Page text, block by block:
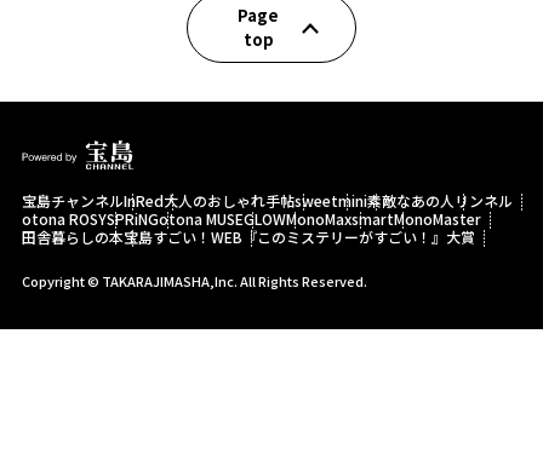
Page
top
宝島チャンネルInRed大人のおしゃれ手帖sweetmini素敵なあの人 リンネル
otona ROSYSPRiNGotona MUSEGLOWMonoMaxsmartMonoMaster
田舎暮らしの本宝島すごい！WEB 『このミステリーがすごい！』大賞
Copyright © TAKARAJIMASHA,Inc. All Rights Reserved.